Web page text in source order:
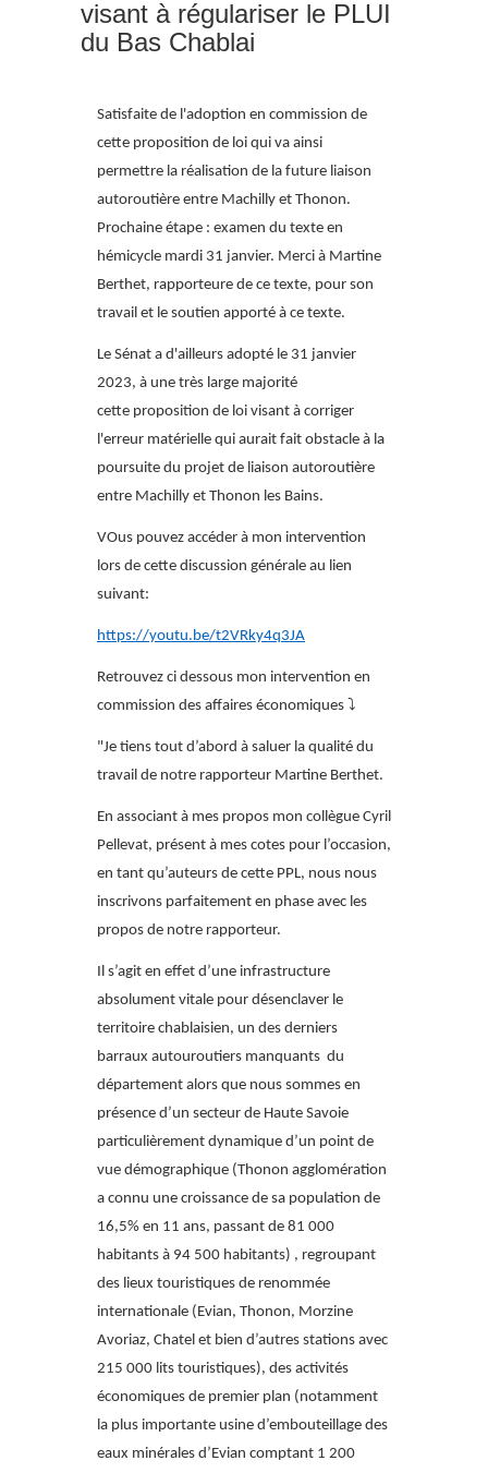
visant à régulariser le PLUI
du Bas Chablai
Satisfaite de l'adoption en commission de
cette proposition de loi qui va ainsi
permettre la réalisation de la future liaison
autoroutière entre Machilly et Thonon.
Prochaine étape : examen du texte en
hémicycle mardi 31 janvier. Merci à Martine
Berthet, rapporteure de ce texte, pour son
travail et le soutien apporté à ce texte.
Le Sénat a d'ailleurs adopté le 31 janvier
2023, à une très large majorité
cette proposition de loi visant à corriger
l'erreur matérielle qui aurait fait obstacle à la
poursuite du projet de liaison autoroutière
entre Machilly et Thonon les Bains.
VOus pouvez accéder à mon intervention
lors de cette discussion générale au lien
suivant:
https://youtu.be/t2VRky4q3JA
Retrouvez ci dessous mon intervention en
commission des affaires économiques ⤵️
"Je tiens tout d’abord à saluer la qualité du
travail de notre rapporteur Martine Berthet.
En associant à mes propos mon collègue Cyril
Pellevat, présent à mes cotes pour l’occasion,
en tant qu’auteurs de cette PPL, nous nous
inscrivons parfaitement en phase avec les
propos de notre rapporteur.
Il s’agit en effet d’une infrastructure
absolument vitale pour désenclaver le
territoire chablaisien, un des derniers
barraux autouroutiers manquants du
département alors que nous sommes en
présence d’un secteur de Haute Savoie
particulièrement dynamique d’un point de
vue démographique (Thonon agglomération
a connu une croissance de sa population de
16,5% en 11 ans, passant de 81 000
habitants à 94 500 habitants) , regroupant
des lieux touristiques de renommée
internationale (Evian, Thonon, Morzine
Avoriaz, Chatel et bien d’autres stations avec
215 000 lits touristiques), des activités
économiques de premier plan (notamment
la plus importante usine d’embouteillage des
eaux minérales d’Evian comptant 1 200